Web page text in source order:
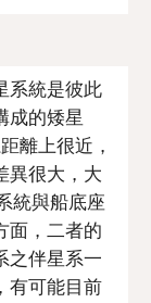
系統是彼此
成的矮星
離上很近，
異很大，大
統與船底座
面，二者的
之伴星系一
有可能目前